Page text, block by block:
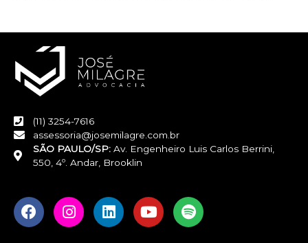
(11) 3254-7616
assessoria@josemilagre.com.br
SÃO PAULO/SP: Av. Engenheiro Luis Carlos Berrini,
550, 4º. Andar, Brooklin
F
a
c
I
n
s
L
i
n
Y
o
u
S
p
o